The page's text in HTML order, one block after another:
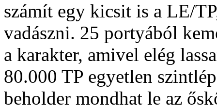
számít egy kicsit is a LE/
vadászni. 25 portyából
a karakter, amivel elég
80.000 TP egyetlen
beholder mondhat le az